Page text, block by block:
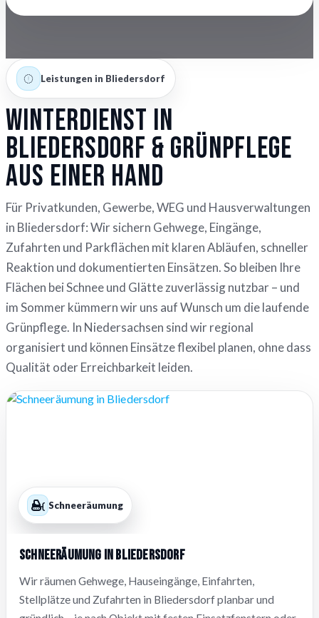
Leistungen in Bliedersdorf
Winterdienst in
Bliedersdorf & Grünpflege
aus einer Hand
Für Privatkunden, Gewerbe, WEG und Hausverwaltungen
in Bliedersdorf: Wir sichern Gehwege, Eingänge,
Zufahrten und Parkflächen mit klaren Abläufen, schneller
Reaktion und dokumentierten Einsätzen. So bleiben Ihre
Flächen bei Schnee und Glätte zuverlässig nutzbar – und
im Sommer kümmern wir uns auf Wunsch um die laufende
Grünpflege. In Niedersachsen sind wir regional
organisiert und können Einsätze flexibel planen, ohne dass
Qualität oder Erreichbarkeit leiden.
Schneeräumung
Schneeräumung in Bliedersdorf
Wir räumen Gehwege, Hauseingänge, Einfahrten,
Stellplätze und Zufahrten in Bliedersdorf planbar und